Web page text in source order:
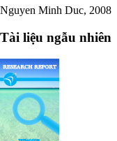
Nguyen Minh Duc, 2008
Tài liệu ngẫu nhiên